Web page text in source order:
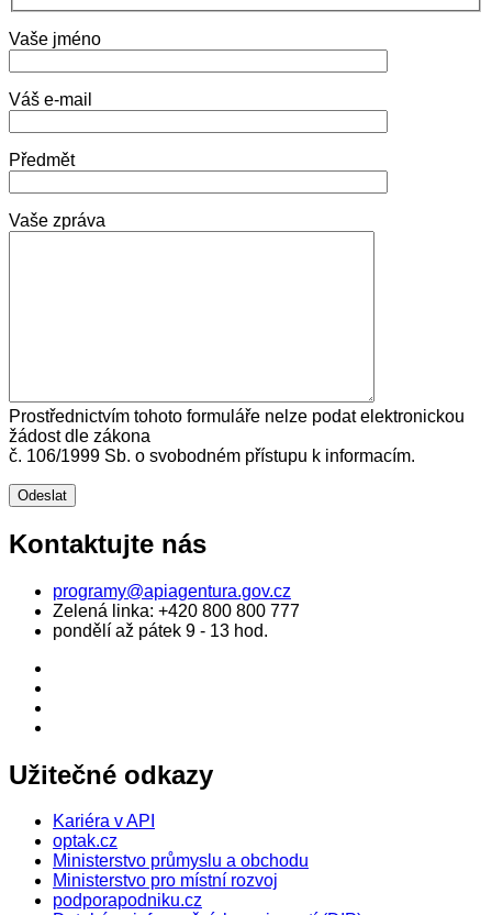
Vaše jméno
Váš e-mail
Předmět
Vaše zpráva
Prostřednictvím tohoto formuláře nelze podat elektronickou
žádost dle zákona
č. 106/1999 Sb. o svobodném přístupu k informacím.
Kontaktujte nás
programy@apiagentura.gov.cz
Zelená linka: +420 800 800 777
pondělí až pátek 9 - 13 hod.
Užitečné odkazy
Kariéra v API
optak.cz
Ministerstvo průmyslu a obchodu
Ministerstvo pro místní rozvoj
podporapodniku.cz